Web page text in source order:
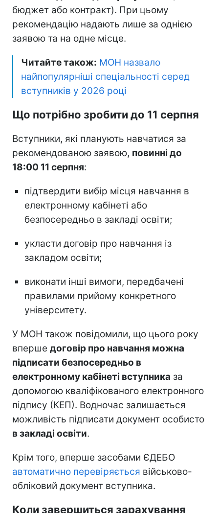
бюджет або контракт). При цьому
рекомендацію надають лише за однією
заявою та на одне місце.
Читайте також: МОН назвало
найпопулярніші спеціальності серед
вступників у 2026 році
Що потрібно зробити до 11 серпня
Вступники, які планують навчатися за
рекомендованою заявою, повинні до
18:00 11 серпня:
підтвердити вибір місця навчання в
електронному кабінеті або
безпосередньо в закладі освіти;
укласти договір про навчання із
закладом освіти;
виконати інші вимоги, передбачені
правилами прийому конкретного
університету.
У МОН також повідомили, що цього року
вперше договір про навчання можна
підписати безпосередньо в
електронному кабінеті вступника за
допомогою кваліфікованого електронного
підпису (КЕП). Водночас залишається
можливість підписати документ особисто
в закладі освіти.
Крім того, вперше засобами ЄДЕБО
автоматично перевіряється військово-
обліковий документ вступника.
Коли завершиться зарахування